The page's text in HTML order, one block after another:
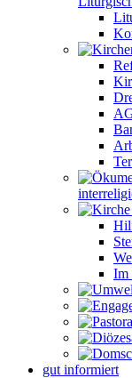
Im
gut informiert